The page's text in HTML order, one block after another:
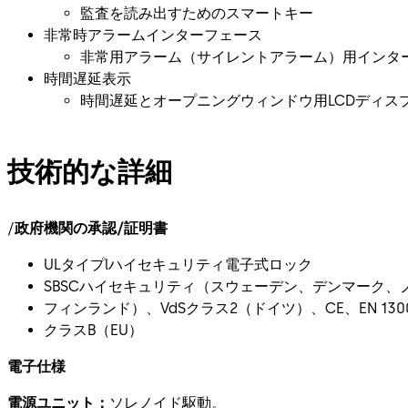
監査を読み出すためのスマートキー
非常時アラームインターフェース
非常用アラーム（サイレントアラーム）用インタ
時間遅延表示
時間遅延とオープニングウィンドウ用LCDディス
技術的な詳細
/政府機関の承認/証明書
ULタイプlハイセキュリティ電子式ロック
SBSCハイセキュリティ（スウェーデン、デンマーク、
フィンランド）、VdSクラス2（ドイツ）、CE、EN
クラスB（EU）
電子仕様
電源ユニット： ソレノイド駆動。